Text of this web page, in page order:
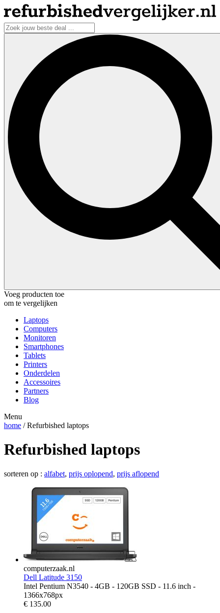
Voeg producten toe
om te vergelijken
Laptops
Computers
Monitoren
Smartphones
Tablets
Printers
Onderdelen
Accessoires
Partners
Blog
Menu
home / Refurbished laptops
Refurbished laptops
sorteren op : alfabet, prijs oplopend, prijs aflopend
computerzaak.nl
Dell Latitude 3150
Intel Pentium N3540 - 4GB - 120GB SSD - 11.6 inch -
1366x768px
€ 135.00